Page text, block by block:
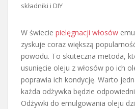
składniki i DIY
W świecie pielęgnacji włosów
zyskuje coraz większą
powodu. To skuteczna metoda,
usunięcie oleju z włosów po ich
poprawia ich kondycję. Warto
każda odżywka będzie
Odżywki do emulgowania oleju